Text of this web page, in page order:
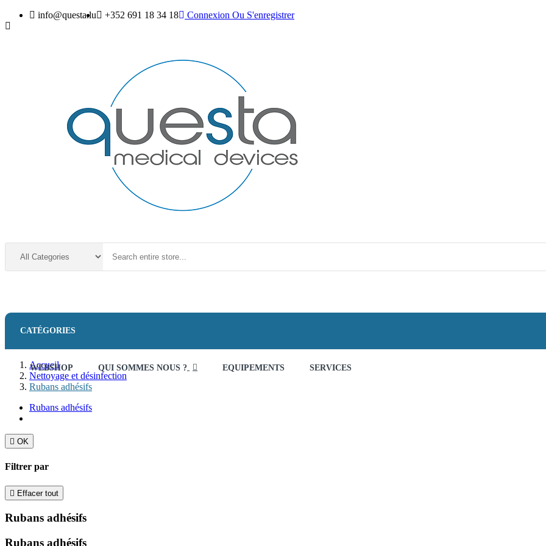
info@questa.lu +352 691 18 34 18 Connexion Ou S'enregistrer
CATÉGORIES
WEBSHOP QUI SOMMES NOUS ? EQUIPEMENTS SERVICES
Accueil
Nettoyage et désinfection
Rubans adhésifs
Rubans adhésifs
 OK
Filtrer par
 Effacer tout
Rubans adhésifs
Rubans adhésifs